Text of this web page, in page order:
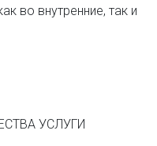
во внутренние, так и
УСЛУГИ